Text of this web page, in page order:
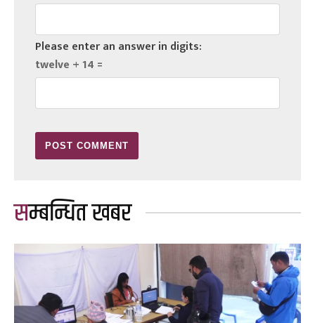
Please enter an answer in digits:
twelve + 14 =
सम्बन्धित खबर